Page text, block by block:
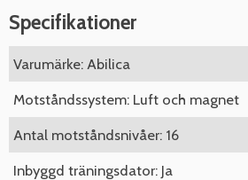
Specifikationer
Varumärke: Abilica
Motståndssystem: Luft och magnet
Antal motståndsnivåer: 16
Inbyggd träningsdator: Ja